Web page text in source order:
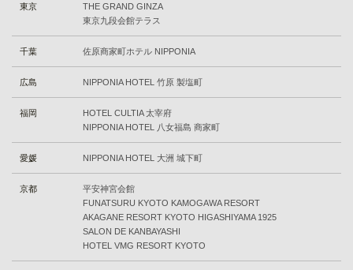
東京
THE GRAND GINZA
東京九段会館テラス
千葉 佐原商家町ホテル NIPPONIA
広島 NIPPONIA HOTEL 竹原 製塩町
福岡
HOTEL CULTIA 太宰府
NIPPONIA HOTEL 八女福島 商家町
愛媛 NIPPONIA HOTEL 大洲 城下町
京都
平安神宮会館
FUNATSURU KYOTO KAMOGAWA RESORT
AKAGANE RESORT KYOTO HIGASHIYAMA 1925
SALON DE KANBAYASHI
HOTEL VMG RESORT KYOTO